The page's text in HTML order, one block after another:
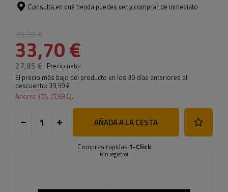
Consulta en qué tienda puedes ver y comprar de inmediato
39,59 €
33,70 €
27,85 € Precio neto
El precio más bajo del producto en los 30 días anteriores al
descuento: 39,59 €
Ahorra 15% (5,89 €).
AÑADA A LA CESTA
Compras rapidas 1-Click
(sin registro)